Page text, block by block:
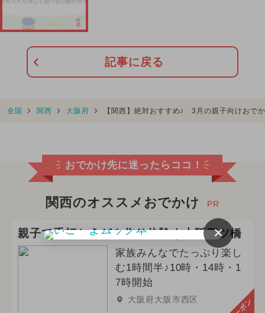
記事に戻る
全国 関西 大阪府 【関西】絶対おすすめ♪ 3月の親子向けおで
おでかけ先に迷ったらココ！
関西のオススメおでかけ PR
親子で手打ちうどん作り体験｜大阪四ツ橋
家族みんなでたっぷり楽し
む1時間半♪10時・14時・1
7時開始
大阪府大阪市西区
×